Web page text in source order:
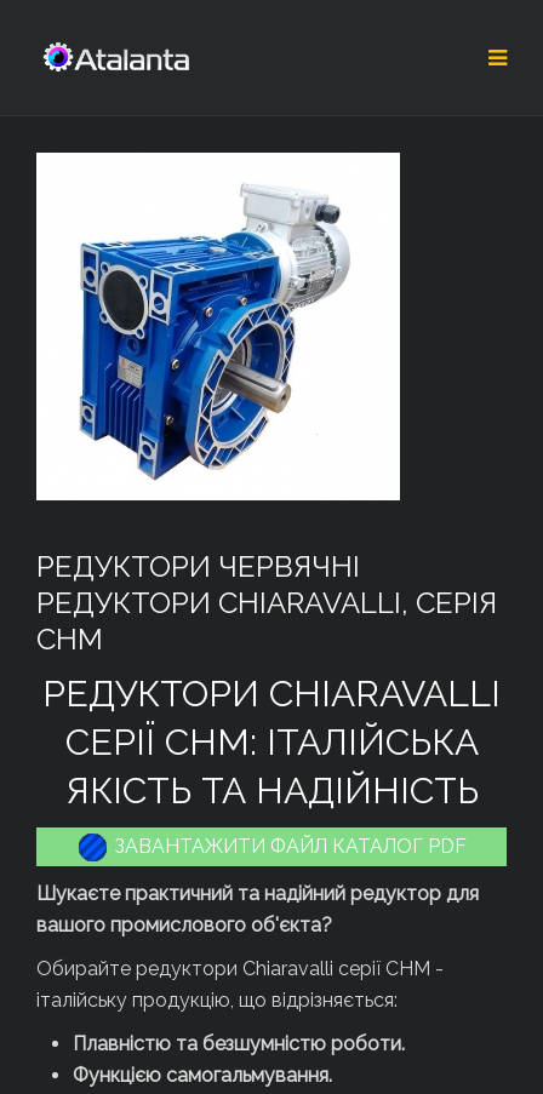
РЕДУКТОРИ ЧЕРВЯЧНІ
РЕДУКТОРИ CHIARAVALLI, СЕРІЯ
CHM
РЕДУКТОРИ CHIARAVALLI
СЕРІЇ CHM: ІТАЛІЙСЬКА
ЯКІСТЬ ТА НАДІЙНІСТЬ
ЗАВАНТАЖИТИ ФАЙЛ КАТАЛОГ PDF
Шукаєте практичний та надійний редуктор для
вашого промислового об'єкта?
Обирайте редуктори Chiaravalli серії CHM -
італійську продукцію, що відрізняється:
Плавністю та безшумністю роботи.
Функцією самогальмування.